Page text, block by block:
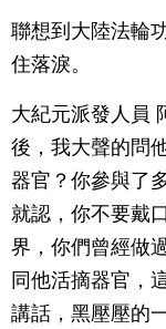
聯想到大陸法輪
住落淚。
大紀元派發人員
後，我大聲的問
器官？你參與了
就認，你不要戴
界，你們曾經做
同他活摘器官，
講話，黑壓壓的